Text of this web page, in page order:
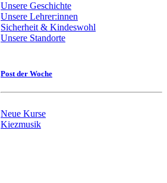
Unsere Geschichte
Unsere Lehrer:innen
Sicherheit & Kindeswohl
Unsere Standorte
Post der Woche
Neue Kurse
Kiezmusik